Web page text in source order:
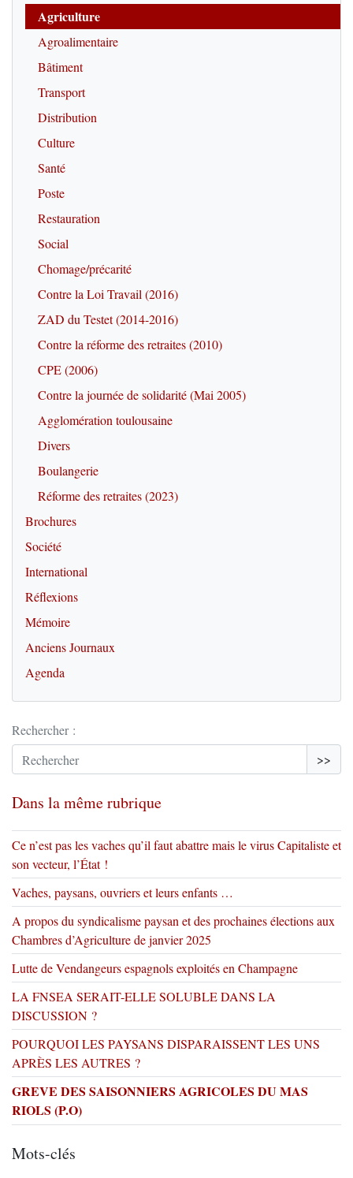
Agriculture
Agroalimentaire
Bâtiment
Transport
Distribution
Culture
Santé
Poste
Restauration
Social
Chomage/précarité
Contre la Loi Travail (2016)
ZAD du Testet (2014-2016)
Contre la réforme des retraites (2010)
CPE (2006)
Contre la journée de solidarité (Mai 2005)
Agglomération toulousaine
Divers
Boulangerie
Réforme des retraites (2023)
Brochures
Société
International
Réflexions
Mémoire
Anciens Journaux
Agenda
Rechercher :
>>
Dans la même rubrique
Ce n’est pas les vaches qu’il faut abattre mais le virus Capitaliste et
son vecteur, l’État !
Vaches, paysans, ouvriers et leurs enfants …
A propos du syndicalisme paysan et des prochaines élections aux
Chambres d’Agriculture de janvier 2025
Lutte de Vendangeurs espagnols exploités en Champagne
LA FNSEA SERAIT-ELLE SOLUBLE DANS LA
DISCUSSION ?
POURQUOI LES PAYSANS DISPARAISSENT LES UNS
APRÈS LES AUTRES ?
GREVE DES SAISONNIERS AGRICOLES DU MAS
RIOLS (P.O)
Mots-clés